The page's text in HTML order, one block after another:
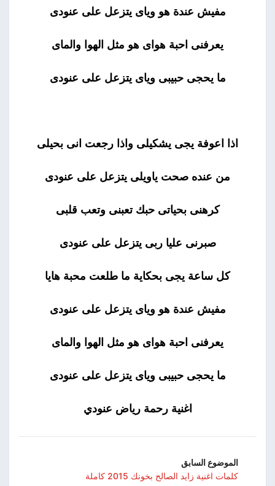
مفيش عندة هو وياى يتزعل على عنودى
يعرفنى احبة هواى هو مثل الهوا والماى
ما يحجى حبيبى وياى يتزعل على عنودى
اذا اعوفة يجى يشكيلى واذا رجعت انى بحيلى
من عنده صحت ياويلى يتزعل على عنودى
كرهنى بحياتى حبك تعبنى وتعب قلبى
صبرنى عليا ربى يتزعل على عنودى
كل ساعة يجى بحكاية ما طلعت محبة هايا
مفيش عندة هو وياى يتزعل على عنودى
يعرفنى احبة هواى هو مثل الهوا والماى
ما يحجى حبيبى وياى يتزعل على عنودى
اغنية رحمة رياض عنودي
الموضوع السابق
كلمات اغنية زايد الصالح بخونك 2015 كاملة